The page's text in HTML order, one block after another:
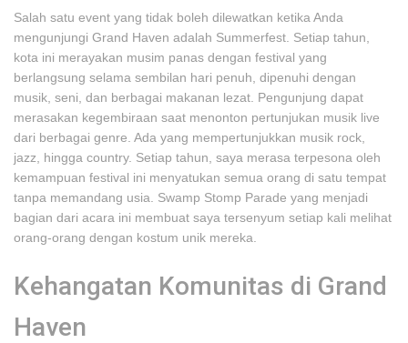
Salah satu event yang tidak boleh dilewatkan ketika Anda
mengunjungi Grand Haven adalah Summerfest. Setiap tahun,
kota ini merayakan musim panas dengan festival yang
berlangsung selama sembilan hari penuh, dipenuhi dengan
musik, seni, dan berbagai makanan lezat. Pengunjung dapat
merasakan kegembiraan saat menonton pertunjukan musik live
dari berbagai genre. Ada yang mempertunjukkan musik rock,
jazz, hingga country. Setiap tahun, saya merasa terpesona oleh
kemampuan festival ini menyatukan semua orang di satu tempat
tanpa memandang usia. Swamp Stomp Parade yang menjadi
bagian dari acara ini membuat saya tersenyum setiap kali melihat
orang-orang dengan kostum unik mereka.
Kehangatan Komunitas di Grand
Haven